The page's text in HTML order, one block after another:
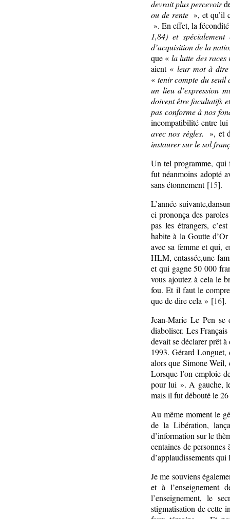
devrait plus percevoir
ou de rente », et qu’il
». En effet, la
1,84) et
d’acquisition de la
que «la lutte des races
aient « leur mot à
«tenir compte du seuil
un lieu d’expression
doivent être facultatifs
pas conforme à nos
incompatibilité entre
avec nos règles.
», et
instaurer sur le sol
Un tel programme, qui
fut néanmoins adopté
sans étonnement [15].
L’année
ci prononça des
pas les étrangers,
habite à la Goutte
avec sa femme et qui,
HLM, entassée,une
et qui gagne 50 000
vous ajoutez à cela le
fou. Et il faut le
que de dire cela » [16].
Jean-Marie Le Pen se
diaboliser. Les
devait se déclarer prêt
1993. Gérard
alors que Simone Weil,
Lorsque l’on emploie
pour lui ». A gauche,
mais il fut débouté le
Au même moment le
de la Libération,
d’information sur le
centaines de
d’applaudissements qui
Je me souviens
et à l’enseignement
l’enseignement, le
stigmatisation de cette